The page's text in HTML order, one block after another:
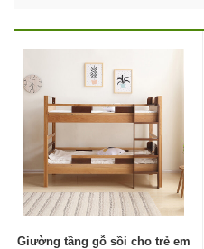
Giường tầng gỗ sồi cho trẻ em